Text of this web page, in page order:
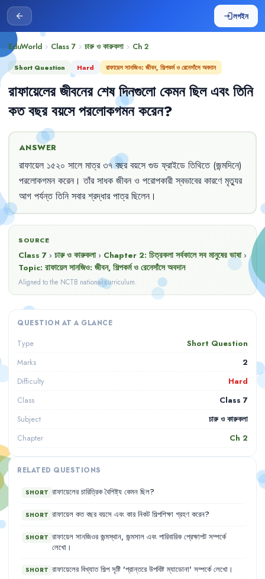
arrow_back loginলগইন
EduWorld chevron_right Class 7 chevron_right চারু ও কারুকলা chevron_right Ch 2
Short Question Hard রাফায়েল সানজিও: জীবন, শিল্পকর্ম ও রেনেসাঁসে অবদান
রাফায়েলের জীবনের শেষ দিনগুলো কেমন ছিল এবং তিনি
কত বছর বয়সে পরলোকগমন করেন?
ANSWER
রাফায়েল ১৫২০ সালে মাত্র ৩৭ বছর বয়সে গুড ফ্রাইডে তিথিতে (জন্মদিনে)
পরলোকগমন করেন। তাঁর সাধক জীবন ও পরোপকারী স্বভাবের কারণে মৃত্যুর
আগ পর্যন্ত তিনি সবার শ্রদ্ধার পাত্র ছিলেন।
SOURCE
Class 7 › চারু ও কারুকলা › Chapter 2: চিত্রকলা সর্বকালে সব মানুষের ভাষা ›
Topic: রাফায়েল সানজিও: জীবন, শিল্পকর্ম ও রেনেসাঁসে অবদান
Aligned to the NCTB national curriculum.
QUESTION AT A GLANCE
Type Short Question
Marks 2
Difficulty Hard
Class Class 7
Subject চারু ও কারুকলা
Chapter Ch 2
RELATED QUESTIONS
SHORT রাফায়েলের চারিত্রিক বৈশিষ্ট্য কেমন ছিল?
SHORT রাফায়েল কত বছর বয়সে এবং কার নিকট শিল্পশিক্ষা গ্রহণ করেন?
SHORT রাফায়েল সানজিওর জন্মস্থান, জন্মসাল এবং পারিবারিক প্রেক্ষাপট সম্পর্কে
লেখো ।
SHORT রাফায়েলের বিখ্যাত শিল্প সৃষ্টি 'প্রান্তরে উপবিষ্ট ম্যাডোনা' সম্পর্কে লেখো ।